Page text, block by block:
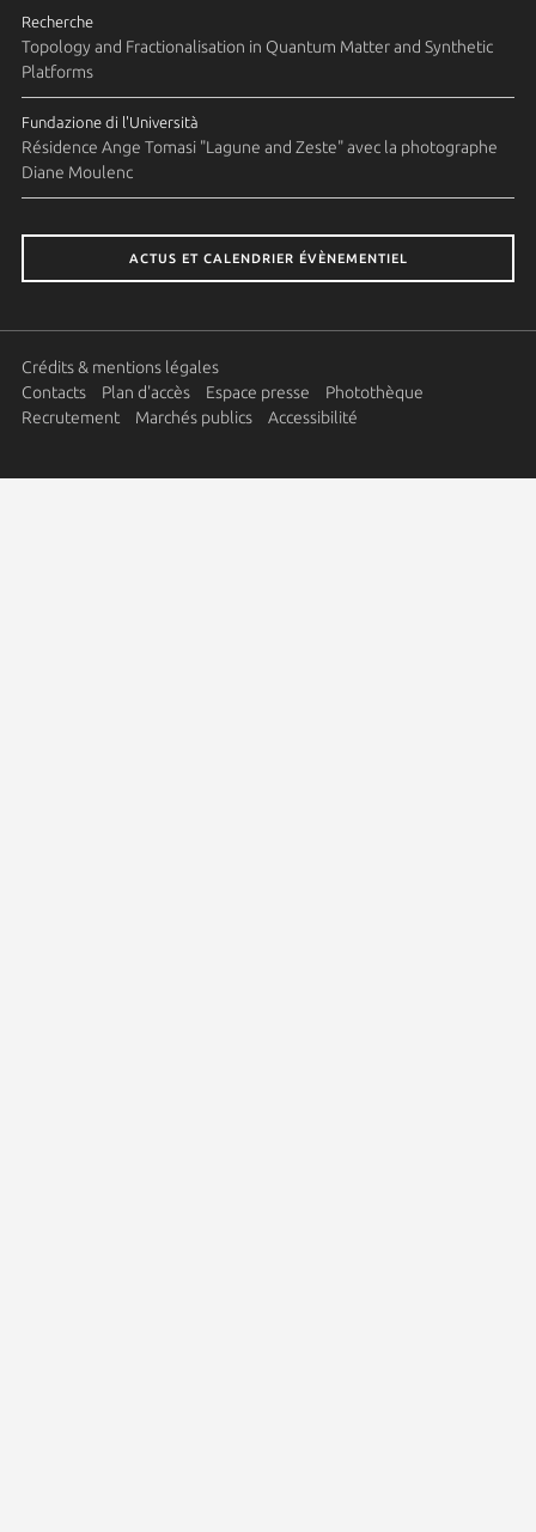
Recherche
Topology and Fractionalisation in Quantum Matter and Synthetic
Platforms
Fundazione di l'Università
Résidence Ange Tomasi "Lagune and Zeste" avec la photographe
Diane Moulenc
ACTUS ET CALENDRIER ÉVÈNEMENTIEL
Crédits & mentions légales
Contacts
Plan d'accès Espace presse
Photothèque
Recrutement
Marchés publics Accessibilité